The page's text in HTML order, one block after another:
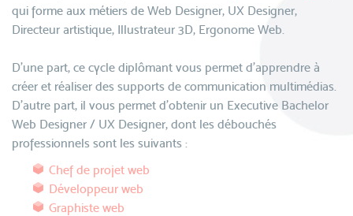
qui forme aux métiers de Web Designer, UX Designer,
Directeur artistique, Illustrateur 3D, Ergonome Web.
D’une part, ce cycle diplômant vous permet d’apprendre à
créer et réaliser des supports de communication multimédias.
D'autre part, il vous permet d’obtenir un Executive Bachelor
Web Designer / UX Designer, dont les débouchés
professionnels sont les suivants :
Chef de projet web
Développeur web
Graphiste web